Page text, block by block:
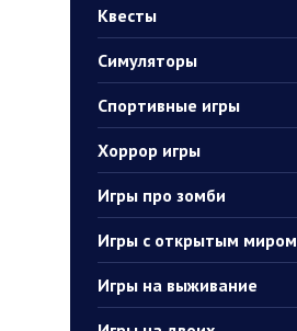
Квесты
Симуляторы
Спортивные игры
Хоррор игры
Игры про зомби
Игры с открытым миром
Игры на выживание